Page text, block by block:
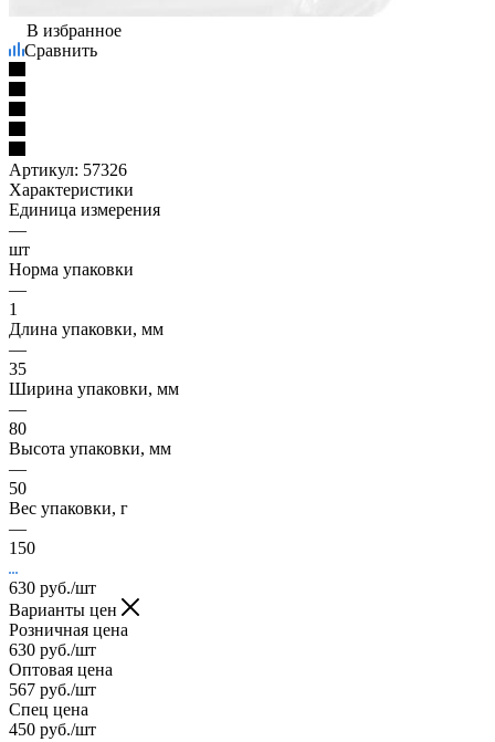
В избранное
Сравнить
Артикул: 57326
Характеристики
Единица измерения
—
шт
Норма упаковки
—
1
Длина упаковки, мм
—
35
Ширина упаковки, мм
—
80
Высота упаковки, мм
—
50
Вес упаковки, г
—
150
630 руб./шт
Варианты цен
Розничная цена
630 руб./шт
Оптовая цена
567 руб./шт
Спец цена
450 руб./шт